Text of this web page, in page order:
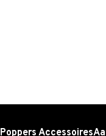
Poppers Accessoires